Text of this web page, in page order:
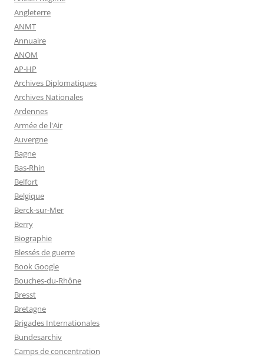
Angleterre
ANMT
Annuaire
ANOM
AP-HP
Archives Diplomatiques
Archives Nationales
Ardennes
Armée de l'Air
Auvergne
Bagne
Bas-Rhin
Belfort
Belgique
Berck-sur-Mer
Berry
Biographie
Blessés de guerre
Book Google
Bouches-du-Rhône
Bresst
Bretagne
Brigades Internationales
Bundesarchiv
Camps de concentration